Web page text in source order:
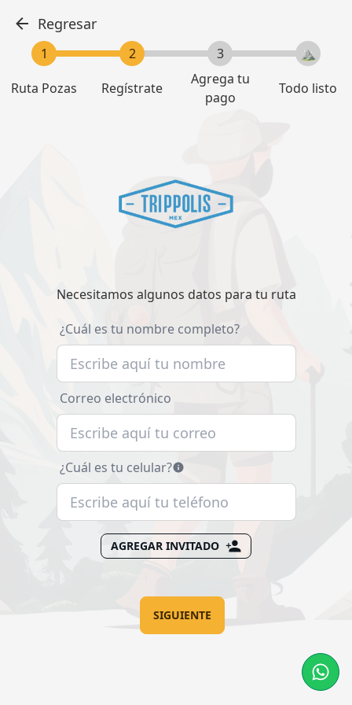
Regresar
Ruta Pozas Regístrate
Agrega tu
pago
Todo listo
Necesitamos algunos datos para tu ruta
¿Cuál es tu nombre completo?
Correo electrónico
¿Cuál es tu celular?
AGREGAR INVITADO
SIGUIENTE